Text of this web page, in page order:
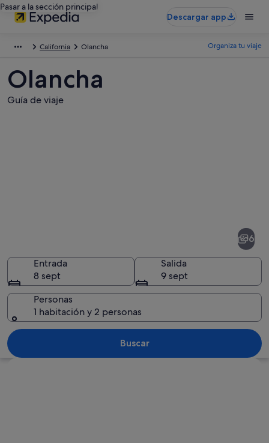
Pasar a la sección principal
Descargar app
California Olancha Organiza tu viaje
Olancha
Guía de viaje
Cordillera nevada bajo un cielo azul
6
Entrada
8 sept
Salida
9 sept
Personas
1 habitación y 2 personas
Buscar